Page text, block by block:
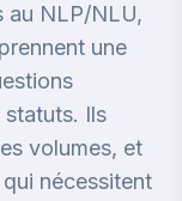
au NLP/NLU,
une
Ils
volumes, et
nécessitent